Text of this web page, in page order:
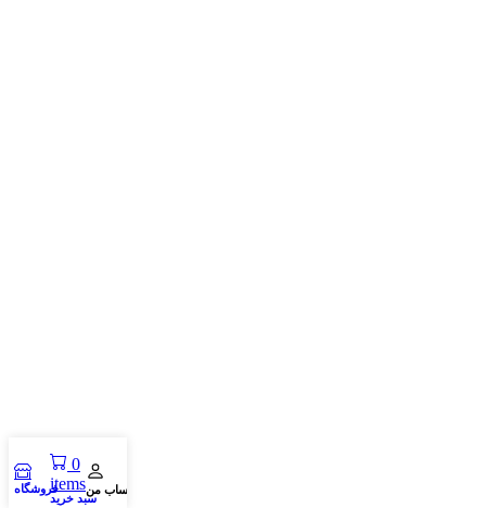
فروشگاه
0
items
سبد خرید
حساب من